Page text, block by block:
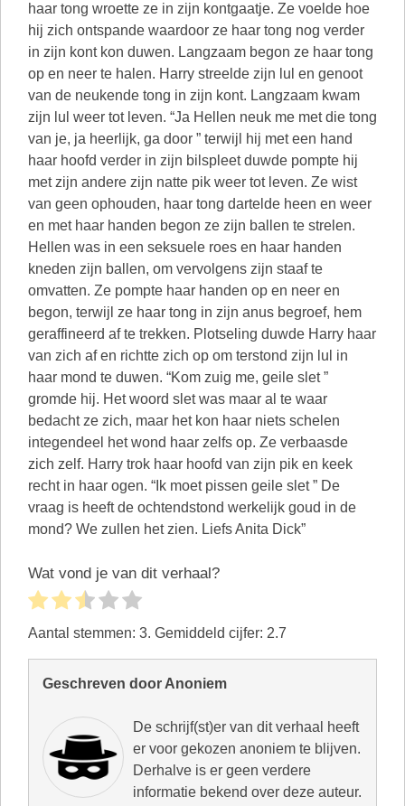
haar tong wroette ze in zijn kontgaatje. Ze voelde hoe
hij zich ontspande waardoor ze haar tong nog verder
in zijn kont kon duwen. Langzaam begon ze haar tong
op en neer te halen. Harry streelde zijn lul en genoot
van de neukende tong in zijn kont. Langzaam kwam
zijn lul weer tot leven. “Ja Hellen neuk me met die tong
van je, ja heerlijk, ga door ” terwijl hij met een hand
haar hoofd verder in zijn bilspleet duwde pompte hij
met zijn andere zijn natte pik weer tot leven. Ze wist
van geen ophouden, haar tong dartelde heen en weer
en met haar handen begon ze zijn ballen te strelen.
Hellen was in een seksuele roes en haar handen
kneden zijn ballen, om vervolgens zijn staaf te
omvatten. Ze pompte haar handen op en neer en
begon, terwijl ze haar tong in zijn anus begroef, hem
geraffineerd af te trekken. Plotseling duwde Harry haar
van zich af en richtte zich op om terstond zijn lul in
haar mond te duwen. “Kom zuig me, geile slet ”
gromde hij. Het woord slet was maar al te waar
bedacht ze zich, maar het kon haar niets schelen
integendeel het wond haar zelfs op. Ze verbaasde
zich zelf. Harry trok haar hoofd van zijn pik en keek
recht in haar ogen. “Ik moet pissen geile slet ” De
vraag is heeft de ochtendstond werkelijk goud in de
mond? We zullen het zien. Liefs Anita Dick”
Wat vond je van dit verhaal?
Aantal stemmen: 3. Gemiddeld cijfer: 2.7
Geschreven door Anoniem
De schrijf(st)er van dit verhaal heeft
er voor gekozen anoniem te blijven.
Derhalve is er geen verdere
informatie bekend over deze auteur.